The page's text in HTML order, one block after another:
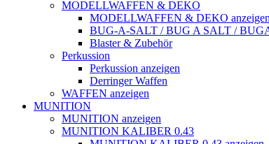
MODELLWAFFEN & DEKO
MODELLWAFFEN & DEKO anzeigen
BUG-A-SALT / BUG A SALT /
Blaster & Zubehör
Perkussion
Perkussion anzeigen
Derringer Waffen
WAFFEN anzeigen
MUNITION
MUNITION anzeigen
MUNITION KALIBER 0.43